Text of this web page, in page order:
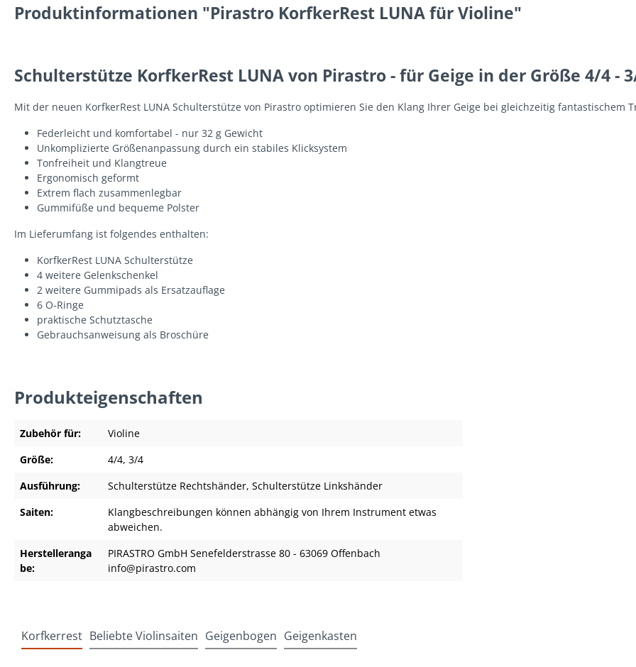
Produktinformationen "Pirastro KorfkerRest LUNA für Violine"
Schulterstütze KorfkerRest LUNA von Pirastro - für Geige in der Größe 4/4 -
Mit der neuen KorfkerRest LUNA Schulterstütze von Pirastro optimieren Sie den Klang Ihrer Geige bei gleichzeitig fantastischem
Federleicht und komfortabel - nur 32 g Gewicht
Unkomplizierte Größenanpassung durch ein stabiles Klicksystem
Tonfreiheit und Klangtreue
Ergonomisch geformt
Extrem flach zusammenlegbar
Gummifüße und bequeme Polster
Im Lieferumfang ist folgendes enthalten:
KorfkerRest LUNA Schulterstütze
4 weitere Gelenkschenkel
2 weitere Gummipads als Ersatzauflage
6 O-Ringe
praktische Schutztasche
Gebrauchsanweisung als Broschüre
Produkteigenschaften
Zubehör für:
Violine
Größe:
4/4, 3/4
Ausführung:
Schulterstütze Rechtshänder, Schulterstütze Linkshänder
Saiten:
Klangbeschreibungen können abhängig von Ihrem Instrument etwas
abweichen.
Herstelleranga
be:
PIRASTRO GmbH Senefelderstrasse 80 - 63069 Offenbach
info@pirastro.com
Korfkerrest Beliebte Violinsaiten Geigenbogen Geigenkasten